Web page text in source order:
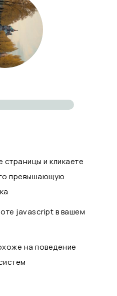
и кликаете
превышающую
javascript в вашем
на поведение